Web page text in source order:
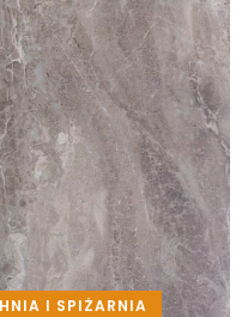
I SPIŻARNIA